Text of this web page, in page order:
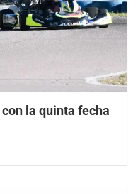
la quinta fecha